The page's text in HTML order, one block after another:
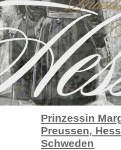
Prinzessin
Preussen,
Schweden